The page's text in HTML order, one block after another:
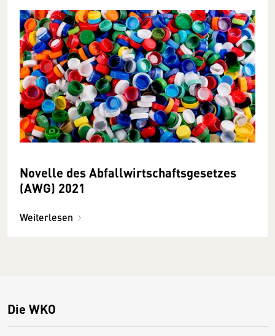
Novelle des Abfallwirtschaftsgesetzes
(AWG) 2021
Weiterlesen
Die WKO